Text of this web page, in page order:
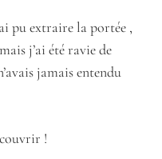
pu extraire la portée ,
j’ai été ravie de
jamais entendu
!